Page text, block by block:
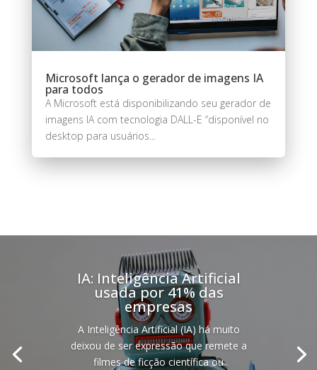
Microsoft lança o gerador de imagens IA
para todos
A Microsoft está disponibilizando seu gerador de
imagens IA com tecnologia DALL-E “disponível no
desktop para usuários...
IA: Inteligência Artificial
usada por 41% das
empresas
A Inteligência Artificial (IA) há muito
deixou de ser expressão que remete a
filmes de ficção científica ou